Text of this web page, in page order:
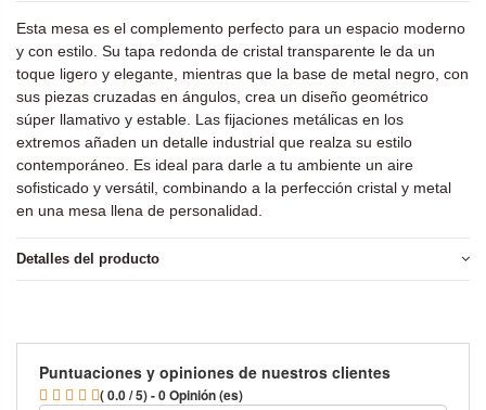
Esta mesa es el complemento perfecto para un espacio moderno
y con estilo. Su tapa redonda de cristal transparente le da un
toque ligero y elegante, mientras que la base de metal negro, con
sus piezas cruzadas en ángulos, crea un diseño geométrico
súper llamativo y estable. Las fijaciones metálicas en los
extremos añaden un detalle industrial que realza su estilo
contemporáneo. Es ideal para darle a tu ambiente un aire
sofisticado y versátil, combinando a la perfección cristal y metal
en una mesa llena de personalidad.
Detalles del producto
Puntuaciones y opiniones de nuestros clientes
( 0.0 / 5) - 0 Opinión (es)